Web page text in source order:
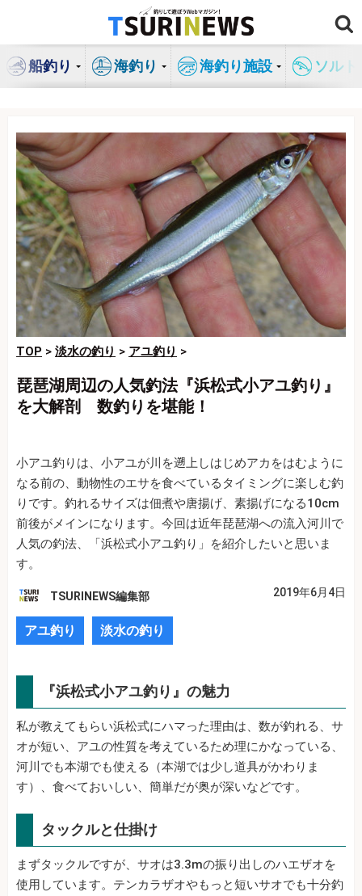
ン
船釣り 海釣り 海釣り施設 ソル
TOP > 淡水の釣り > アユ釣り >
琵琶湖周辺の人気釣法『浜松式小アユ釣り』
を大解剖 数釣りを堪能！
小アユ釣りは、小アユが川を遡上しはじめアカをはむように
なる前の、動物性のエサを食べているタイミングに楽しむ釣
りです。釣れるサイズは佃煮や唐揚げ、素揚げになる10cm
前後がメインになります。今回は近年琵琶湖への流入河川で
人気の釣法、「浜松式小アユ釣り」を紹介したいと思いま
す。
TSURINEWS編集部 2019年6月4日
アユ釣り 淡水の釣り
『浜松式小アユ釣り』の魅力
私が教えてもらい浜松式にハマった理由は、数が釣れる、サ
オが短い、アユの性質を考えているため理にかなっている、
河川でも本湖でも使える（本湖では少し道具がかわりま
す）、食べておいしい、簡単だが奥が深いなどです。
タックルと仕掛け
まずタックルですが、サオは3.3mの振り出しのハエザオを
使用しています。テンカラザオやもっと短いサオでも十分釣